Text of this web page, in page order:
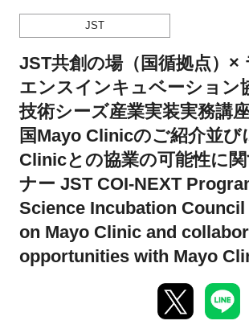
特別会員専用メニュー
施設ご予約
お問い合わせ
マイページ
新規登録
JST
JST共創の場（国循拠点）×
エンスインキュベーション
技術シーズ産業実装実務講
国Mayo Clinicのご紹介並び
Clinicとの協業の可能性に
ナー JST COI-NEXT
Science Incubation
on Mayo Clinic and
opportunities with Mayo